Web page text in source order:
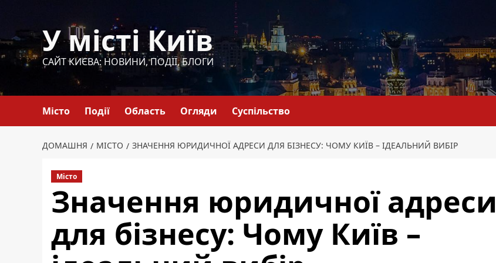
вмісту
У місті Київ
САЙТ КИЄВА: НОВИНИ, ПОДІЇ, БЛОГИ
Місто Події Область Огляди Суспільство
ДОМАШНЯ МІСТО ЗНАЧЕННЯ ЮРИДИЧНОЇ АДРЕСИ ДЛЯ БІЗНЕСУ: ЧОМУ КИЇВ – ІДЕАЛЬНИЙ ВИБІР
Місто
Значення юридичної адреси
для бізнесу: Чому Київ –